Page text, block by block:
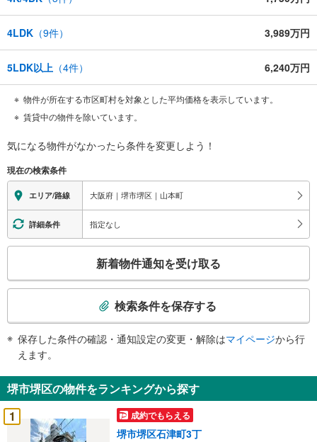
4LDK （9件） 3,989万円
5LDK以上 （4件） 6,240万円
物件が所在する市区町村を対象とした平均価格を表示しています。
賃貸中の物件を除いています。
気になる物件がなかったら条件を変更しよう！
現在の検索条件
エリア/路線 大阪府｜堺市堺区｜山本町
詳細条件 指定なし
検
知
を
受
け
新着物件通知を受け取る
検索条件を保存する
保存した条件の確認・通知設定の変更・解除はマイページから行
えます。
堺市堺区の物件をランキングから探す
1
成約でもらえる
堺市堺区石津町3丁